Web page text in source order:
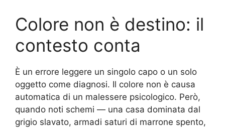
Colore non è destino: il
contesto conta
È un errore leggere un singolo capo o un solo
oggetto come diagnosi. Il colore non è causa
automatica di un malessere psicologico. Però,
quando noti schemi — una casa dominata dal
grigio slavato, armadi saturi di marrone spento,